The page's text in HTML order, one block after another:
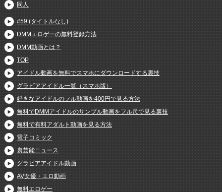
同人
#59 (タイトルなし)
DMMエロゲーの無料登録方法
DMM動画とは？
TOP
アイドル動画を無料でスマホにダウンロードする裏技
グラビアアイドル一覧（スマホ版）
好きなアイドルのフル動画を400円で見る方法
無料でDMMアイドルのサンプル動画をフル尺で見る裏技
無料で有料アダルト動画を見る方法
電子コミック
裏芸能ニュース
グラビアアイドル動画
AV女優・エロ動画
無料エロゲー